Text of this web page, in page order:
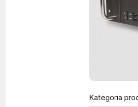
Kategoria